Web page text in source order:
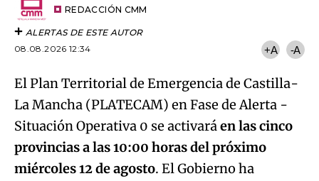
REDACCIÓN CMM
ALERTAS DE ESTE AUTOR
08.08.2026 12:34
+A -A
El PlanTerritorial de Emergencia de Castilla-
La Mancha (PLATECAM) en Fase de Alerta -
Situación Operativa 0 se activaráen las cinco
provincias a las 10:00 horas del próximo
miércoles 12 de agosto. El Gobierno ha